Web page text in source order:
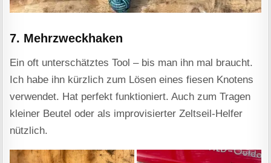
7. Mehrzweckhaken
Ein oft unterschätztes Tool – bis man ihn mal braucht.
Ich habe ihn kürzlich zum Lösen eines fiesen Knotens
verwendet. Hat perfekt funktioniert. Auch zum Tragen
kleiner Beutel oder als improvisierter Zeltseil-Helfer
nützlich.